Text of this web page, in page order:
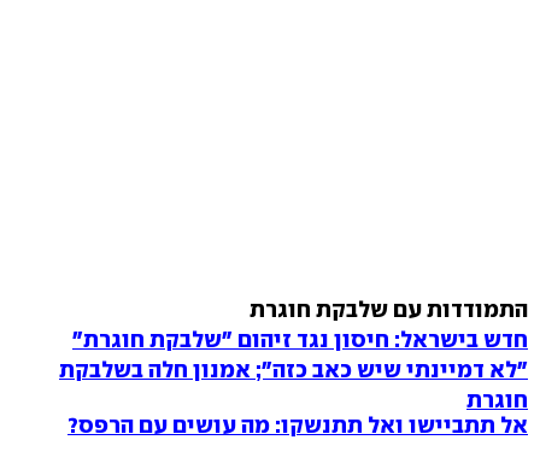
התמודדות עם שלבקת חוגרת
חדש בישראל: חיסון נגד זיהום "שלבקת חוגרת"
"לא דמיינתי שיש כאב כזה"; אמנון חלה בשלבקת
חוגרת
אל תתביישו ואל תתנשקו: מה עושים עם הרפס?